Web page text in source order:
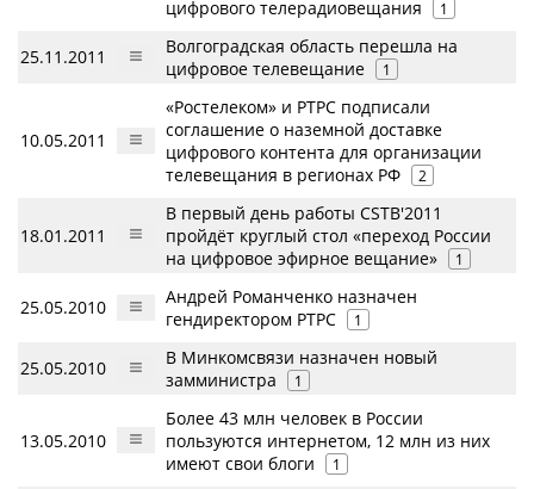
цифрового телерадиовещания
1
25.11.2011
Волгоградская область перешла на
цифровое телевещание
1
10.05.2011
«Ростелеком» и РТРС подписали
соглашение о наземной доставке
цифрового контента для организации
телевещания в регионах РФ
2
18.01.2011
В первый день работы CSTB'2011
пройдёт круглый стол «переход России
на цифровое эфирное вещание»
1
25.05.2010
Андрей Романченко назначен
гендиректором РТРС
1
25.05.2010
В Минкомсвязи назначен новый
замминистра
1
13.05.2010
Более 43 млн человек в России
пользуются интернетом, 12 млн из них
имеют свои блоги
1